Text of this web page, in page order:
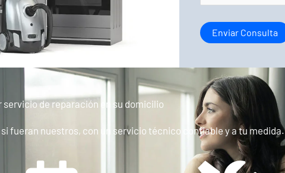
servicio de reparación en su domicilio
fueran nuestros, con un servicio técnico confiable y a tu medida.